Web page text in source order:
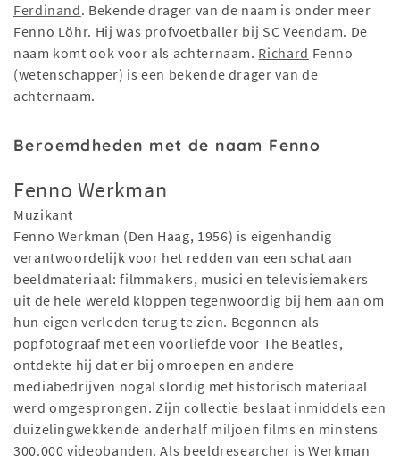
Ferdinand. Bekende drager van de naam is onder meer
Fenno Löhr. Hij was profvoetballer bij SC Veendam. De
naam komt ook voor als achternaam. Richard Fenno
(wetenschapper) is een bekende drager van de
achternaam.
Beroemdheden met de naam Fenno
Fenno Werkman
Muzikant
Fenno Werkman (Den Haag, 1956) is eigenhandig
verantwoordelijk voor het redden van een schat aan
beeldmateriaal: filmmakers, musici en televisiemakers
uit de hele wereld kloppen tegenwoordig bij hem aan om
hun eigen verleden terug te zien. Begonnen als
popfotograaf met een voorliefde voor The Beatles,
ontdekte hij dat er bij omroepen en andere
mediabedrijven nogal slordig met historisch materiaal
werd omgesprongen. Zijn collectie beslaat inmiddels een
duizelingwekkende anderhalf miljoen films en minstens
300.000 videobanden. Als beeldresearcher is Werkman